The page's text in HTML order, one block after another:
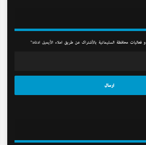
محافظة السليمانية بالأشتراك عن طريق أملاء الأيميل أدناه:"